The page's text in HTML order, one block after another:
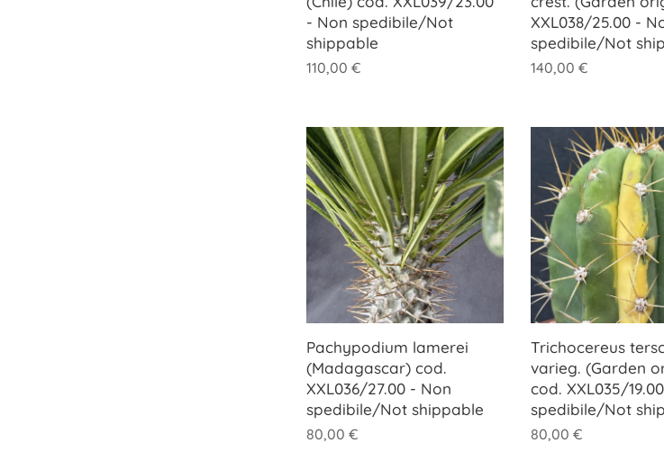
- Non spedibile/Not
shippable
110,00 €
XXL038/25.00 -
spedibile/Not
140,00 €
Pachypodium lamerei
(Madagascar) cod.
XXL036/27.00 - Non
spedibile/Not shippable
80,00 €
Trichocereus
varieg. (Garden
cod. XXL035/
spedibile/Not
80,00 €